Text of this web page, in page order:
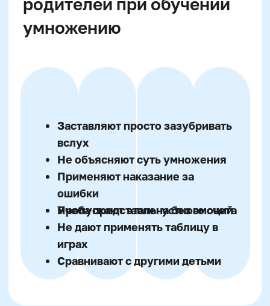
формате "2 × 3 = 6", но теряются, когда им
механическим запоминанием и наличием
осознания, как и зачем эти знания
применять. Школьники часто не
яблоками в каждом» может быть
запутанный рассказ.
Кроме того, при отсутствии практики
память о таблице угасает. Если заученное
правило не востребовано в течение даже
нескольких дней, мозг считает его
неважным и «смывает» направленную на
него энергию. Без регулярных заданий,
образовательных игрушек и повторений
ребёнок не сможет использовать
выученное в арифметических действиях.